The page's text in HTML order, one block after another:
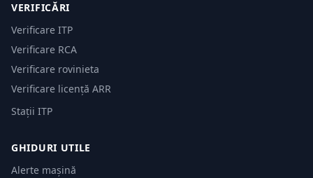
VERIFICĂRI
Verificare ITP
Verificare RCA
Verificare rovinieta
Verificare licență ARR
Stații ITP
GHIDURI UTILE
Alerte mașină